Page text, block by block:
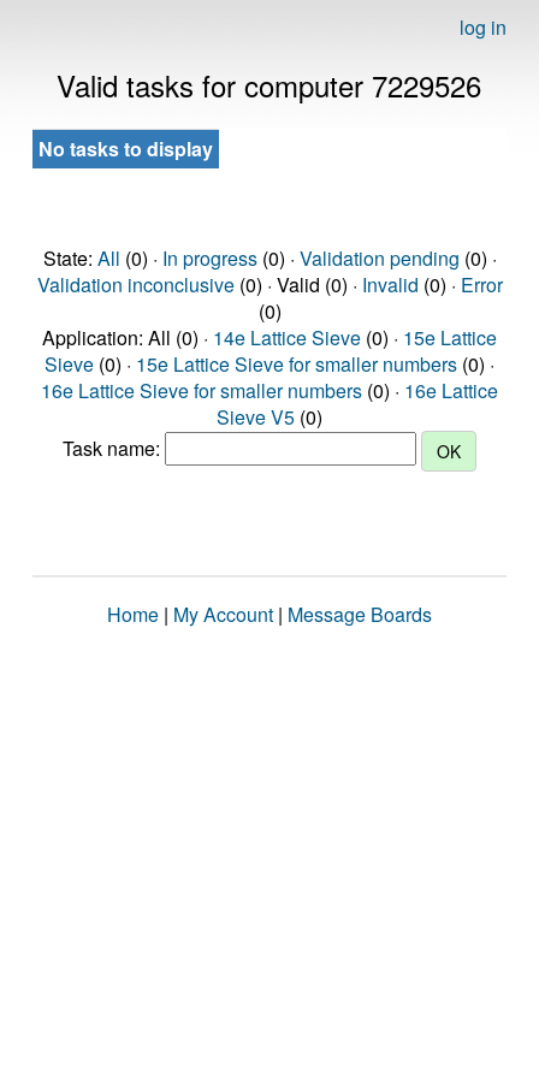
log in
Valid tasks for computer 7229526
No tasks to display
State: All (0) · In progress(0) · Validation pending (0) ·
Validation inconclusive(0) · Valid (0) · Invalid (0) · Error
(0)
Application: All (0) · 14e Lattice Sieve (0) · 15e Lattice
Sieve (0) · 15e Lattice Sieve for smaller numbers (0) ·
16e Lattice Sieve for smaller numbers (0) · 16e Lattice
Sieve V5 (0)
Task name:
Home | My Account | Message Boards